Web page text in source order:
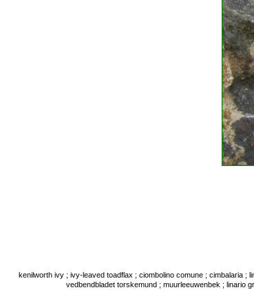
kenilworth ivy ; ivy-leaved toadflax ; ciombolino comune ; cimbalaria ;
vedbendbladet torskemund ; muurleeuwenbek ; linario